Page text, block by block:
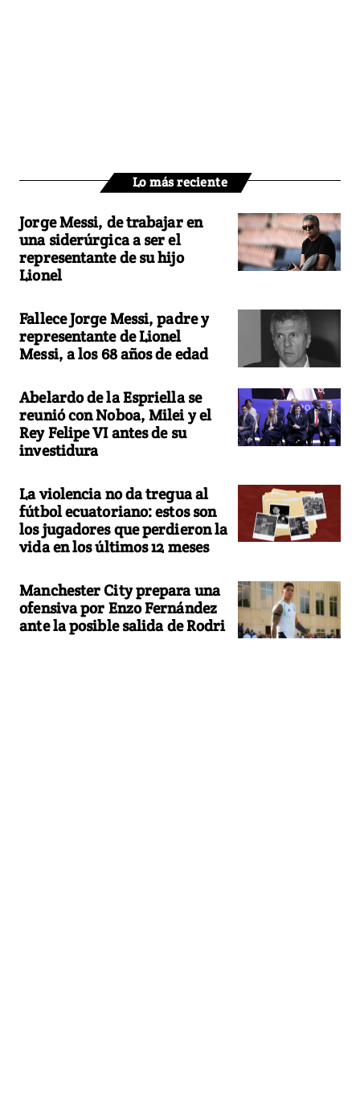
Lo más reciente
Jorge Messi, de trabajar en
una siderúrgica a ser el
representante de su hijo
Lionel
Fallece Jorge Messi, padre y
representante de Lionel
Messi, a los 68 años de edad
Abelardo de la Espriella se
reunió con Noboa, Milei y el
Rey Felipe VI antes de su
investidura
La violencia no da tregua al
fútbol ecuatoriano: estos son
los jugadores que perdieron la
vida en los últimos 12 meses
Manchester City prepara una
ofensiva por Enzo Fernández
ante la posible salida de Rodri